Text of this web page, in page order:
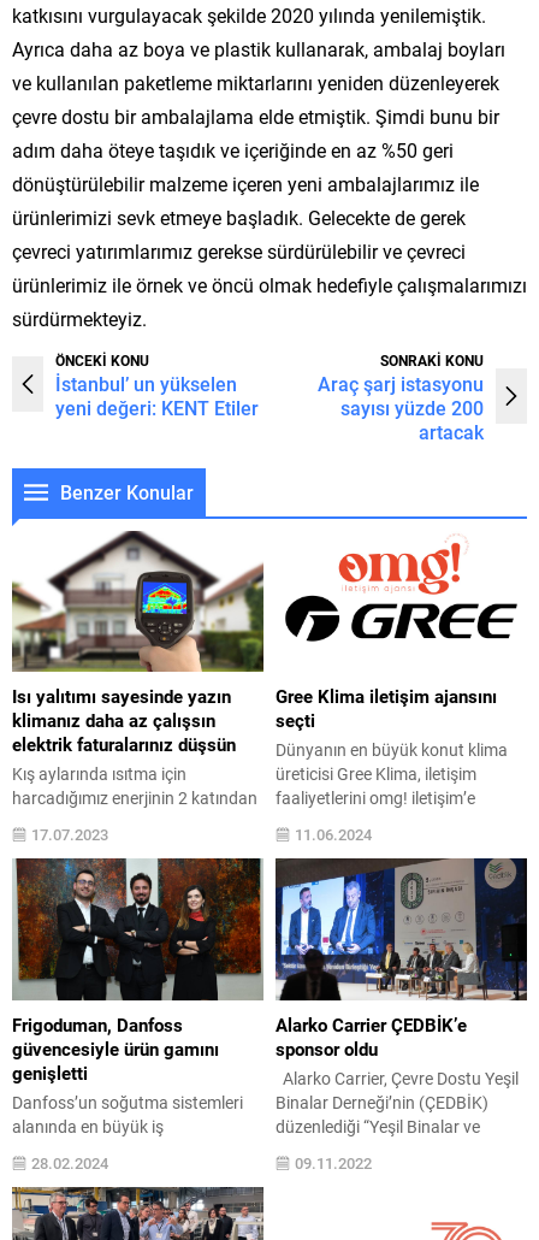
katkısını vurgulayacak şekilde 2020 yılında yenilemiştik.
Ayrıca daha az boya ve plastik kullanarak, ambalaj boyları
ve kullanılan paketleme miktarlarını yeniden düzenleyerek
çevre dostu bir ambalajlama elde etmiştik. Şimdi bunu bir
adım daha öteye taşıdık ve içeriğinde en az %50 geri
dönüştürülebilir malzeme içeren yeni ambalajlarımız ile
ürünlerimizi sevk etmeye başladık. Gelecekte de gerek
çevreci yatırımlarımız gerekse sürdürülebilir ve çevreci
ürünlerimiz ile örnek ve öncü olmak hedefiyle çalışmalarımızı
sürdürmekteyiz.
ÖNCEKİ KONU
İstanbul’ un yükselen
yeni değeri: KENT Etiler
SONRAKİ KONU
Araç şarj istasyonu
sayısı yüzde 200
artacak
Benzer Konular
Isı yalıtımı sayesinde yazın
klimanız daha az çalışsın
elektrik faturalarınız düşsün
Kış aylarında ısıtma için
harcadığımız enerjinin 2 katından
fazlasını yaz aylarında soğutma
için harcamaya devam ediyoruz.
Enerji verimliliğinde ısı yalıtımı
büyük rol oynuyor. Dalmaçyalı
olarak bu konuda tüketicilerimizi
bilinçlendirmek amacıyla binalar
özelinde ısı kayıplarını termal
kamera ile görüntülemek üzere
2020 yılından bu yana Türkiye’yi
dolaşıyoruz. Kış aylarında
Dalmaçyalı ile 4. etabını
gerçekleştirdiğimiz...
17.07.2023
Gree Klima iletişim ajansını
seçti
Dünyanın en büyük konut klima
üreticisi Gree Klima, iletişim
faaliyetlerini omg! iletişim’e
emanet etti. omg! iletişim, 90 bin
çalışanıyla 160’tan fazla ülkede
faaliyet gösteren dünyanın en
büyük konut klima üreticisi Gree
Klima ve Türkiye temsilcisi TLC
Klima’ya stratejik iletişim
danışmanlığı, medya ilişkileri, kriz
iletişimi, stratejik planlama,
influencer iletişimi ve...
11.06.2024
Frigoduman, Danfoss
güvencesiyle ürün gamını
genişletti
Danfoss’un soğutma sistemleri
alanında en büyük iş
ortaklarından biri olan
Frigoduman, her çeşit ve model
ürünün stokta bulunması
vizyonuyla, 2024 yılından itibaren
28.02.2024
Alarko Carrier ÇEDBİK’e
sponsor oldu
Alarko Carrier, Çevre Dostu Yeşil
Binalar Derneği’nin (ÇEDBİK)
düzenlediği “Yeşil Binalar ve
Şehirler Zirvesi 2022 – Sıfırın
İnşası” etkinliğine altın sponsor
Yönetim Kurulu Başkanı Niv
09.11.2022